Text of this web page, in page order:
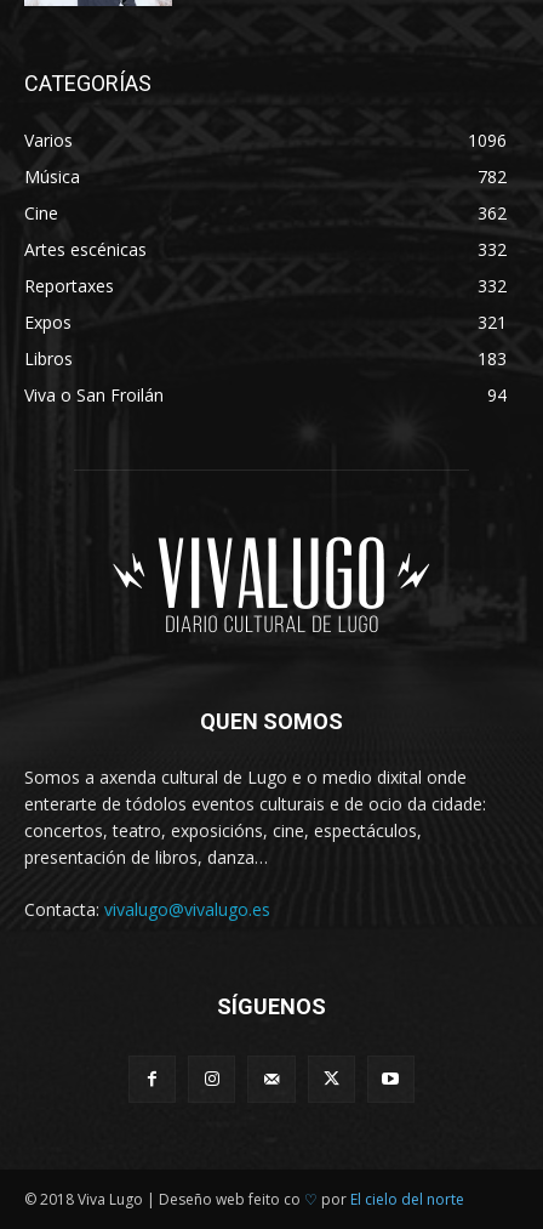
CATEGORÍAS
Varios
1096
Música
782
Cine
362
Artes escénicas
332
Reportaxes
332
Expos
321
Libros
183
Viva o San Froilán
94
QUEN SOMOS
Somos a axenda cultural de Lugo e o medio dixital onde
enterarte de tódolos eventos culturais e de ocio da cidade:
concertos, teatro, exposicións, cine, espectáculos,
presentación de libros, danza…
Contacta: vivalugo@vivalugo.es
SÍGUENOS
© 2018 Viva Lugo | Deseño web feito co ♡ por El cielo del norte